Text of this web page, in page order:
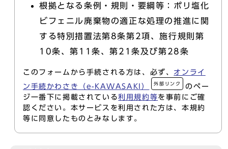
根拠となる条例・規則・要綱等：ポリ塩化
ビフェニル廃棄物の適正な処理の推進に関
する特別措置法第8条第2項、施行規則第
10条、第11条、第21条及び第28条
このフォームから手続される方は、必ず、 オンライ
ン手続かわさき（e-KAWASAKI）
外部リンク
のペー
ジ一番下に掲載されている利用規約等を事前にご確
認ください。本サービスを利用された方は、本規約
等に同意したものとみなします。